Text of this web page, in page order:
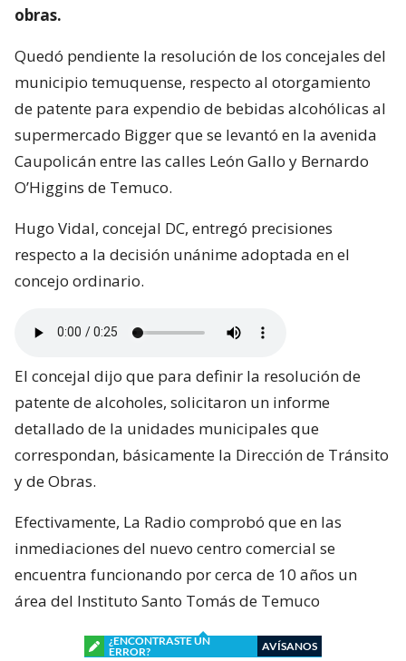
obras.
Quedó pendiente la resolución de los concejales del
municipio temuquense, respecto al otorgamiento
de patente para expendio de bebidas alcohólicas al
supermercado Bigger que se levantó en la avenida
Caupolicán entre las calles León Gallo y Bernardo
O’Higgins de Temuco.
Hugo Vidal, concejal DC, entregó precisiones
respecto a la decisión unánime adoptada en el
concejo ordinario.
El concejal dijo que para definir la resolución de
patente de alcoholes, solicitaron un informe
detallado de la unidades municipales que
correspondan, básicamente la Dirección de Tránsito
y de Obras.
Efectivamente, La Radio comprobó que en las
inmediaciones del nuevo centro comercial se
encuentra funcionando por cerca de 10 años un
área del Instituto Santo Tomás de Temuco
¿ENCONTRASTE UN
ERROR?
AVÍSANOS